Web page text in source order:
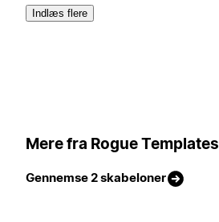
Indlæs flere
Mere fra Rogue Templates
Gennemse 2 skabeloner